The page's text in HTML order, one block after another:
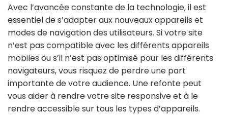
Avec l’avancée constante de la technologie, il est
essentiel de s’adapter aux nouveaux appareils et
modes de navigation des utilisateurs. Si votre site
n’est pas compatible avec les différents appareils
mobiles ou s’il n’est pas optimisé pour les différents
navigateurs, vous risquez de perdre une part
importante de votre audience. Une refonte peut
vous aider à rendre votre site responsive et à le
rendre accessible sur tous les types d’appareils.